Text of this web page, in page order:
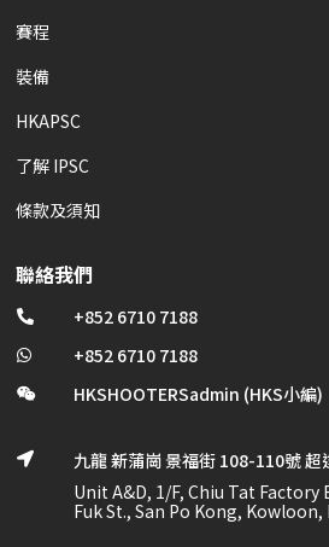
賽程
裝備
HKAPSC
了解 IPSC
條款及須知
聯絡我們
 +852 6710 7188
 +852 6710 7188
 HKSHOOTERSadmin (HKS小編)

九龍 新蒲崗 景福街 108-110號 超
Unit A&D, 1/F, Chiu Tat Factory
Fuk St., San Po Kong,